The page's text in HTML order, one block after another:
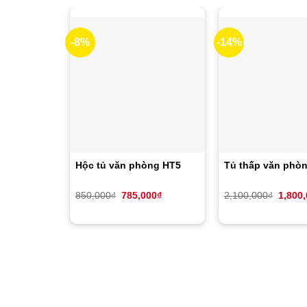
-8%
Hộc tủ văn phòng HT5
850,000₫ Giá
850,000₫.
785,000₫Giá
là:
-14%
Tủ thấp văn
2,100,000₫ Giá